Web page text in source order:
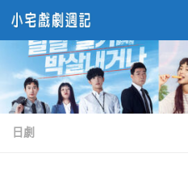
Skip to content
日劇